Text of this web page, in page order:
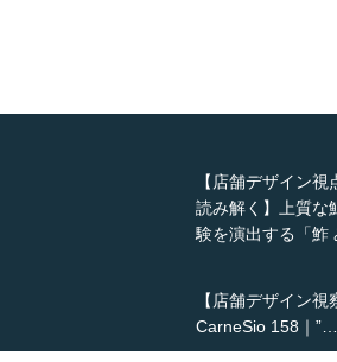
【店舗デザイン視
読み解く】上質な
験を演出する「鮓
【店舗デザイン視
CarneSio 158｜”…